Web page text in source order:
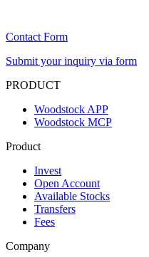
Contact Form
Submit your inquiry via form
PRODUCT
Woodstock APP
Woodstock MCP
Product
Invest
Open Account
Available Stocks
Transfers
Fees
Company